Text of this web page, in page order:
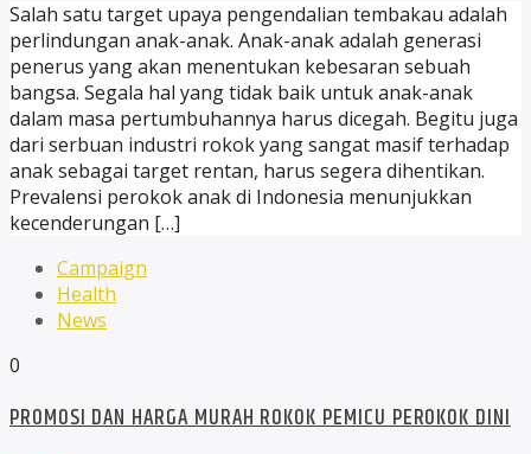
Salah satu target upaya pengendalian tembakau adalah
perlindungan anak-anak. Anak-anak adalah generasi
penerus yang akan menentukan kebesaran sebuah
bangsa. Segala hal yang tidak baik untuk anak-anak
dalam masa pertumbuhannya harus dicegah. Begitu juga
dari serbuan industri rokok yang sangat masif terhadap
anak sebagai target rentan, harus segera dihentikan.
Prevalensi perokok anak di Indonesia menunjukkan
kecenderungan […]
Campaign
Health
News
0
PROMOSI DAN HARGA MURAH ROKOK PEMICU PEROKOK DINI